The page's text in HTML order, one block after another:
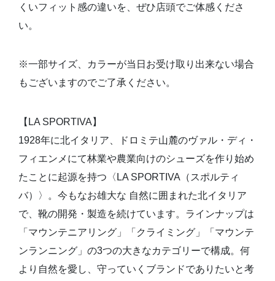
くいフィット感の違いを、ぜひ店頭でご体感くださ
い。
※一部サイズ、カラーが当日お受け取り出来ない場合
もございますのでご了承ください。
【LA SPORTIVA】
1928年に北イタリア、ドロミテ山麓のヴァル・ディ・
フィエンメにて林業や農業向けのシューズを作り始め
たことに起源を持つ〈LA SPORTIVA（スポルティ
バ）〉。今もなお雄大な 自然に囲まれた北イタリア
で、靴の開発・製造を続けています。ラインナップは
「マウンテニアリング」「クライミング」「マウンテ
ンランニング」の3つの大きなカテゴリーで構成。何
より自然を愛し、守っていくブランドでありたいと考